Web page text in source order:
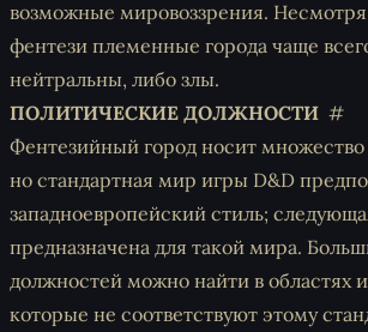
возможные мировоззрения. Несмотря
фентези племенные города чаще
нейтральны, либо злы.
ПОЛИТИЧЕСКИЕ ДОЛЖНОСТИ
Фентезийный город носит множество
но стандартная мир игры D&D
западноевропейский стиль;
предназначена для такой мира.
должностей можно найти в областях и
которые не соответствуют этому